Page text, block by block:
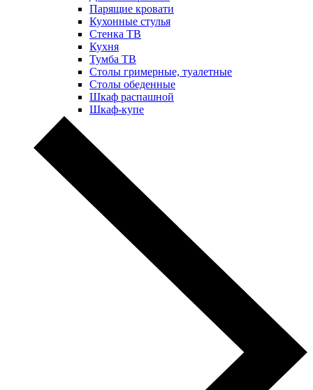
Парящие кровати
Кухонные стулья
Стенка ТВ
Кухня
Тумба ТВ
Столы гримерные, туалетные
Столы обеденные
Шкаф распашной
Шкаф-купе